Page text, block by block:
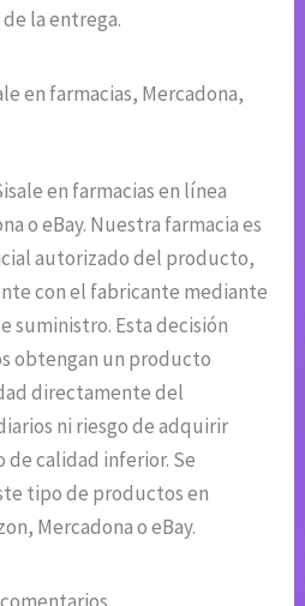
la entrega.
en farmacias, Mercadona,
en farmacias en línea
o eBay. Nuestra farmacia es
autorizado del producto,
con el fabricante mediante
suministro. Esta decisión
obtengan un producto
directamente del
ni riesgo de adquirir
calidad inferior. Se
tipo de productos en
Mercadona o eBay.